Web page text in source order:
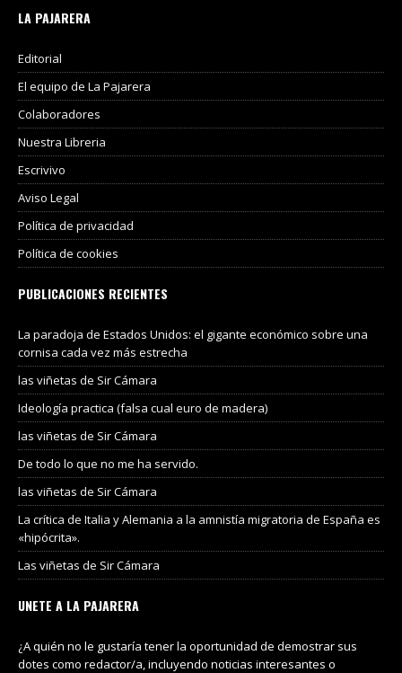
LA PAJARERA
Editorial
El equipo de La Pajarera
Colaboradores
Nuestra Libreria
Escrivivo
Aviso Legal
Política de privacidad
Política de cookies
PUBLICACIONES RECIENTES
La paradoja de Estados Unidos: el gigante económico sobre una
cornisa cada vez más estrecha
las viñetas de Sir Cámara
Ideología practica (falsa cual euro de madera)
las viñetas de Sir Cámara
De todo lo que no me ha servido.
las viñetas de Sir Cámara
La crítica de Italia y Alemania a la amnistía migratoria de España es
«hipócrita».
Las viñetas de Sir Cámara
UNETE A LA PAJARERA
¿A quién no le gustaría tener la oportunidad de demostrar sus
dotes como redactor/a, incluyendo noticias interesantes o